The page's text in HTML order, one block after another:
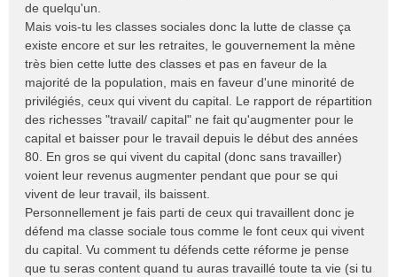
n
l
u
de quelqu'un.
Mais vois-tu les classes sociales donc la lutte de classe ça
existe encore et sur les retraites, le gouvernement la mène
très bien cette lutte des classes et pas en faveur de la
majorité de la population, mais en faveur d'une minorité de
privilégiés, ceux qui vivent du capital. Le rapport de répartition
des richesses "travail/ capital" ne fait qu'augmenter pour le
capital et baisser pour le travail depuis le début des années
80. En gros se qui vivent du capital (donc sans travailler)
voient leur revenus augmenter pendant que pour se qui
vivent de leur travail, ils baissent.
Personnellement je fais parti de ceux qui travaillent donc je
défend ma classe sociale tous comme le font ceux qui vivent
du capital. Vu comment tu défends cette réforme je pense
que tu seras content quand tu auras travaillé toute ta vie (si tu